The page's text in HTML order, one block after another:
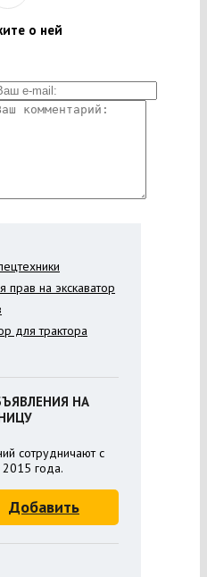
о ней
на экскаватор
для трактора
НА
сотрудничают с
года.
Добавить